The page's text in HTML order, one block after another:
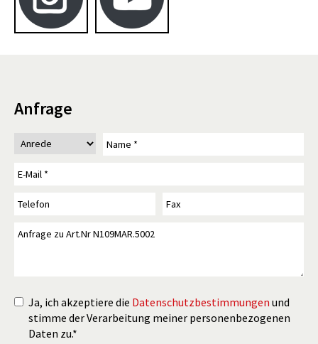
Anfrage
Ja, ich akzeptiere die Datenschutzbestimmungen und
stimme der Verarbeitung meiner personenbezogenen
Daten zu.*